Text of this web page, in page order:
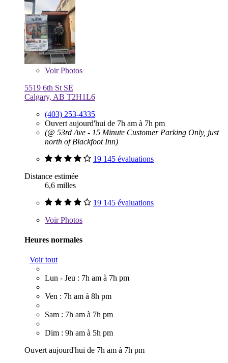
VoirPhotos
5519 6th St SE
Calgary, AB T2H1L6
(403) 253-4335
Ouvert aujourd'hui de 7h am à 7h pm
(@ 53rd Ave - 15 Minute Customer Parking Only, just
north of Blackfoot Inn)
19 145 évaluations
Distance estimée
6,6 milles
19 145 évaluations
VoirPhotos
Heures normales
Voir tout
Lun - Jeu : 7h am à 7h pm
Ven : 7h am à 8h pm
Sam : 7h am à 7h pm
Dim : 9h am à 5h pm
Ouvert aujourd'hui de 7h am à 7h pm